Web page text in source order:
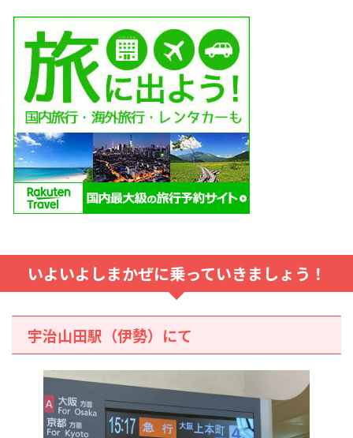
いよいよしまかぜに乗っていきましょう！
宇治山田駅（伊勢）にて